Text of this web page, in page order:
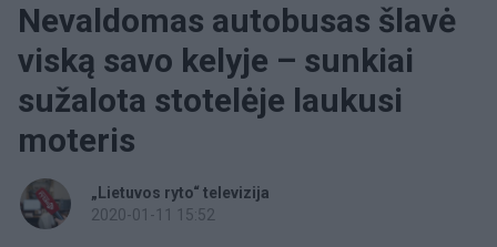
Nevaldomas autobusas šlavė
viską savo kelyje – sunkiai
sužalota stotelėje laukusi
moteris
„Lietuvos ryto“ televizija
2020-01-11 15:52